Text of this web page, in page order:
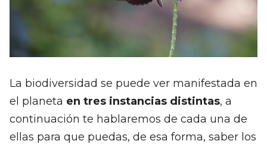
La biodiversidad se puede ver manifestada en
el planeta en tres instancias distintas, a
continuación te hablaremos de cada una de
ellas para que puedas, de esa forma, saber los